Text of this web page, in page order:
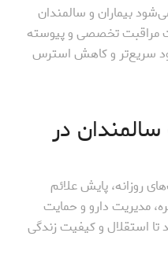
بیماران و سالمندان
مراقبت تخصصی و پیوسته
سریع‌تر و کاهش استرس
در
روزانه، پایش علائم
مدیریت دارو و حمایت
تا استقلال و کیفیت زندگی